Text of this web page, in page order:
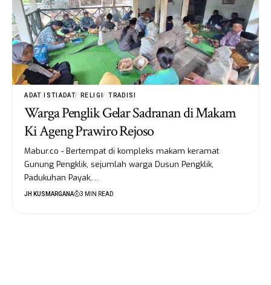
ADAT ISTIADAT RELIGI TRADISI
Warga Penglik Gelar Sadranan di Makam
Ki Ageng Prawiro Rejoso
Mabur.co - Bertempat di kompleks makam keramat
Gunung Pengklik, sejumlah warga Dusun Pengklik,
Padukuhan Payak,…
JH KUSMARGANA 3 MIN READ